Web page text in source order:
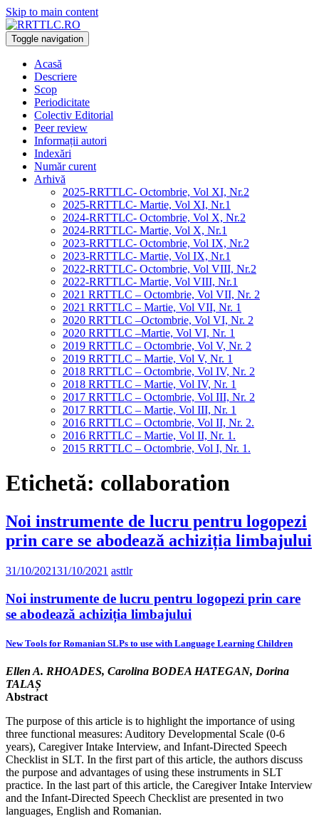
Skip to main content
Toggle navigation
Acasă
Descriere
Scop
Periodicitate
Colectiv Editorial
Peer review
Informații autori
Indexări
Număr curent
Arhivă
2025-RRTTLC- Octombrie, Vol XI, Nr.2
2025-RRTTLC- Martie, Vol XI, Nr.1
2024-RRTTLC- Octombrie, Vol X, Nr.2
2024-RRTTLC- Martie, Vol X, Nr.1
2023-RRTTLC- Octombrie, Vol IX, Nr.2
2023-RRTTLC- Martie, Vol IX, Nr.1
2022-RRTTLC- Octombrie, Vol VIII, Nr.2
2022-RRTTLC- Martie, Vol VIII, Nr.1
2021 RRTTLC – Octombrie, Vol VII, Nr. 2
2021 RRTTLC – Martie, Vol VII, Nr. 1
2020 RRTTLC –Octombrie, Vol VI, Nr. 2
2020 RRTTLC –Martie, Vol VI, Nr. 1
2019 RRTTLC – Octombrie, Vol V, Nr. 2
2019 RRTTLC – Martie, Vol V, Nr. 1
2018 RRTTLC – Octombrie, Vol IV, Nr. 2
2018 RRTTLC – Martie, Vol IV, Nr. 1
2017 RRTTLC – Octombrie, Vol III, Nr. 2
2017 RRTTLC – Martie, Vol III, Nr. 1
2016 RRTTLC – Octombrie, Vol II, Nr. 2.
2016 RRTTLC – Martie, Vol II, Nr. 1.
2015 RRTTLC – Octombrie, Vol I, Nr. 1.
Etichetă: collaboration
Noi instrumente de lucru pentru logopezi
prin care se abodează achiziția limbajului
31/10/202131/10/2021 asttlr
Noi instrumente de lucru pentru logopezi prin care
se abodează achiziția limbajului
New Tools for Romanian SLPs to use with Language Learning Children
Ellen A. RHOADES, Carolina BODEA HATEGAN, Dorina
TALAȘ
Abstract
The purpose of this article is to highlight the importance of using
three functional measures: Auditory Developmental Scale (0-6
years), Caregiver Intake Interview, and Infant-Directed Speech
Checklist in SLT. In the first part of this article, the authors discuss
the purpose and advantages of using these instruments in SLT
practice. In the last part of this article, the Caregiver Intake Interview
and the Infant-Directed Speech Checklist are presented in two
languages, English and Romanian.